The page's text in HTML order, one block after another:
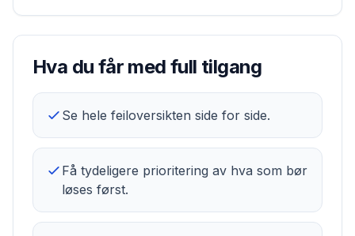
Hva du får med full tilgang
Se hele feiloversikten side for side.
Få tydeligere prioritering av hva som bør
løses først.